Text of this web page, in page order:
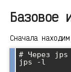
Базовое
Сначала
# Через jps
jps -l